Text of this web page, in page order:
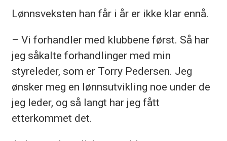
Lønnsveksten han får i år er ikke klar ennå.
– Vi forhandler med klubbene først. Så har
jeg såkalte forhandlinger med min
styreleder, som er Torry Pedersen. Jeg
ønsker meg en lønnsutvikling noe under de
jeg leder, og så langt har jeg fått
etterkommet det.